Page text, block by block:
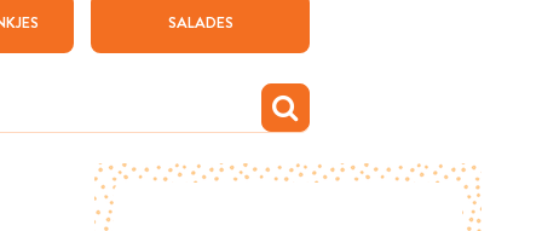
SALADES